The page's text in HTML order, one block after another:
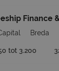
Finance
Breda
tot 3.200